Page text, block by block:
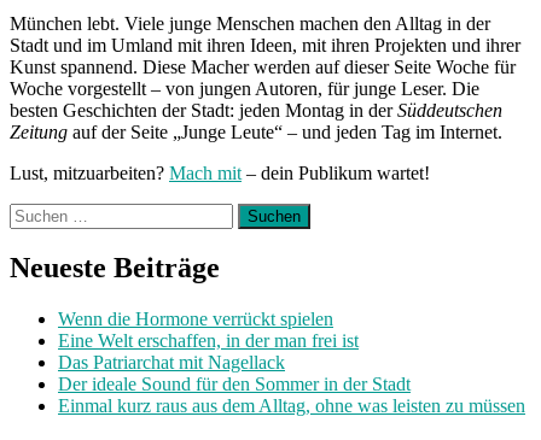
München lebt. Viele junge Menschen machen den Alltag in der
Stadt und im Umland mit ihren Ideen, mit ihren Projekten und ihrer
Kunst spannend. Diese Macher werden auf dieser Seite Woche für
Woche vorgestellt – von jungen Autoren, für junge Leser. Die
besten Geschichten der Stadt: jeden Montag in derSüddeutschen
Zeitung auf der Seite „Junge Leute“ – und jeden Tag im Internet.
Lust, mitzuarbeiten? Mach mit – dein Publikum wartet!
Suchen
nach:
Neueste Beiträge
Wenn die Hormone verrückt spielen
Eine Welt erschaffen, in der man frei ist
Das Patriarchat mit Nagellack
Der ideale Sound für den Sommer in der Stadt
Einmal kurz raus aus dem Alltag, ohne was leisten zu müssen